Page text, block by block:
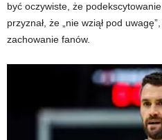
być oczywiste, że
przyznał, że „nie wziął pod
zachowanie fanów.